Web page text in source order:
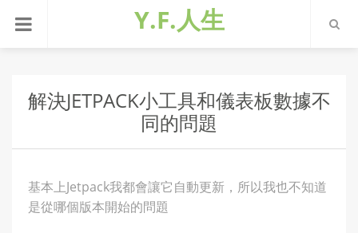
Y.F.人生
解決JETPACK小工具和儀表板數據不
同的問題
基本上Jetpack我都會讓它自動更新，所以我也不知道
是從哪個版本開始的問題